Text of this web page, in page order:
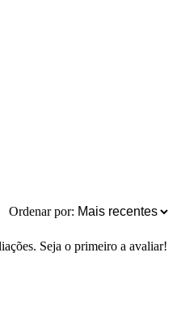
Ordenar por:
Seja o primeiro a avaliar!